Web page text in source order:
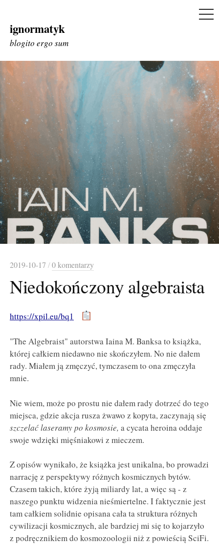
Skip
to
ignormatyk
blogito ergo sum
2019-10-17 /0 komentarzy
Niedokończony algebraista
https://xpil.eu/bq1
"The Algebraist" autorstwa Iaina M. Banksa to książka,
której całkiem niedawno nie skończyłem. No nie dałem
rady. Miałem ją zmęczyć, tymczasem to ona zmęczyła
mnie.
Nie wiem, może po prostu nie dałem rady dotrzeć do tego
miejsca, gdzie akcja rusza żwawo z kopyta, zaczynają się
szczelać laseramy po kosmosie, a cycata heroina oddaje
swoje wdzięki mięśniakowi z mieczem.
Z opisów wynikało, że książka jest unikalna, bo prowadzi
narrację z perspektywy różnych kosmicznych bytów.
Czasem takich, które żyją miliardy lat, a więc są - z
naszego punktu widzenia nieśmiertelne. I faktycznie jest
tam całkiem solidnie opisana cała ta struktura różnych
cywilizacji kosmicznych, ale bardziej mi się to kojarzyło
z podręcznikiem do kosmozoologii niż z powieścią SciFi.